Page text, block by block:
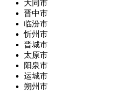
大同市
晋中市
临汾市
忻州市
晋城市
太原市
阳泉市
运城市
朔州市